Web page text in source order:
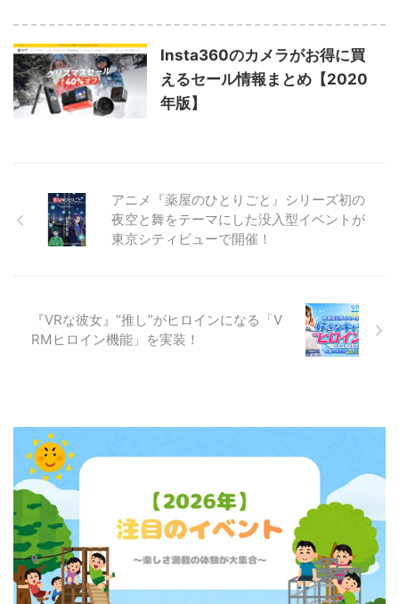
Insta360のカメラがお得に買
えるセール情報まとめ【2020
年版】
アニメ『薬屋のひとりごと』シリーズ初の
夜空と舞をテーマにした没入型イベントが
東京シティビューで開催！
『VRな彼女』“推し”がヒロインになる「V
RMヒロイン機能」を実装！